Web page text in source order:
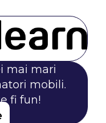
mai mari
mobili.
fi fun!